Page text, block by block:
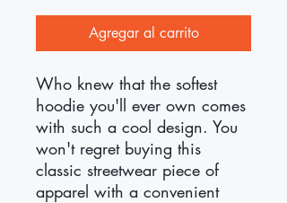
Agregar al carrito
Who knew that the softest
hoodie you'll ever own comes
with such a cool design. You
won't regret buying this
classic streetwear piece of
apparel with a convenient